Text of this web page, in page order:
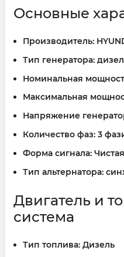
Основные
Производитель:
Тип генератора:
Номинальная
Максимальная
Напряжение
Количество фаз: 3
Форма сигнала:
Тип альтернатора:
Двигатель и
система
Тип топлива: Дизель